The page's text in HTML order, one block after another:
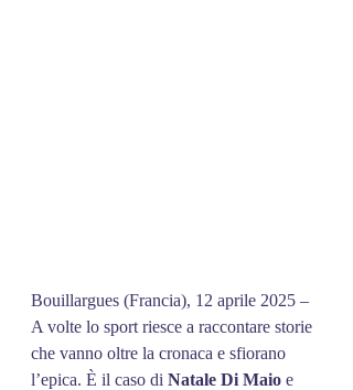
Bouillargues (Francia), 12 aprile 2025 –
A volte lo sport riesce a raccontare storie
che vanno oltre la cronaca e sfiorano
l’epica. È il caso di Natale Di Maio e